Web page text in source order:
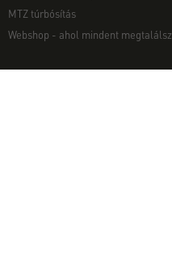
MTZ túrbósítás
Webshop - ahol mindent megtalálsz